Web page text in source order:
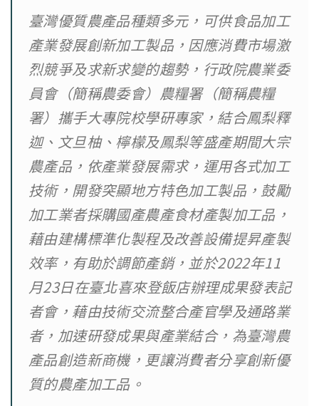
臺灣優質農產品種類多元，可供食品加工
產業發展創新加工製品，因應消費市場激
烈競爭及求新求變的趨勢，行政院農業委
員會（簡稱農委會）農糧署（簡稱農糧
署）攜手大專院校學研專家，結合鳳梨釋
迦、文旦柚、檸檬及鳳梨等盛產期間大宗
農產品，依產業發展需求，運用各式加工
技術，開發突顯地方特色加工製品，鼓勵
加工業者採購國產農產食材產製加工品，
藉由建構標準化製程及改善設備提昇產製
效率，有助於調節產銷，並於2022年11
月23日在臺北喜來登飯店辦理成果發表記
者會，藉由技術交流整合產官學及通路業
者，加速研發成果與產業結合，為臺灣農
產品創造新商機，更讓消費者分享創新優
質的農產加工品。